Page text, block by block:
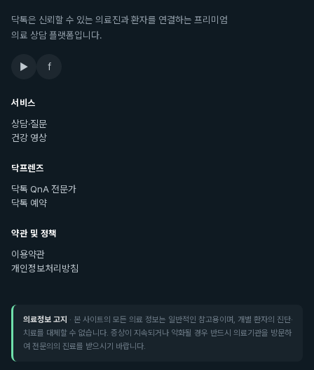
닥톡은 신뢰할 수 있는 의료진과 환자를 연결하는 프리미엄
의료 상담 플랫폼입니다.
▶ f
서비스
상담·질문
건강 영상
닥프렌즈
닥톡 QnA 전문가
닥톡 예약
약관 및 정책
이용약관
개인정보처리방침
의료정보 고지 · 본 사이트의 모든 의료 정보는 일반적인 참고용이며, 개별 환자의 진단·
치료를 대체할 수 없습니다. 증상이 지속되거나 악화될 경우 반드시 의료기관을 방문하
여 전문의의 진료를 받으시기 바랍니다.